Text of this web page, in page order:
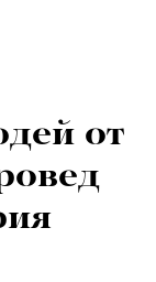
от